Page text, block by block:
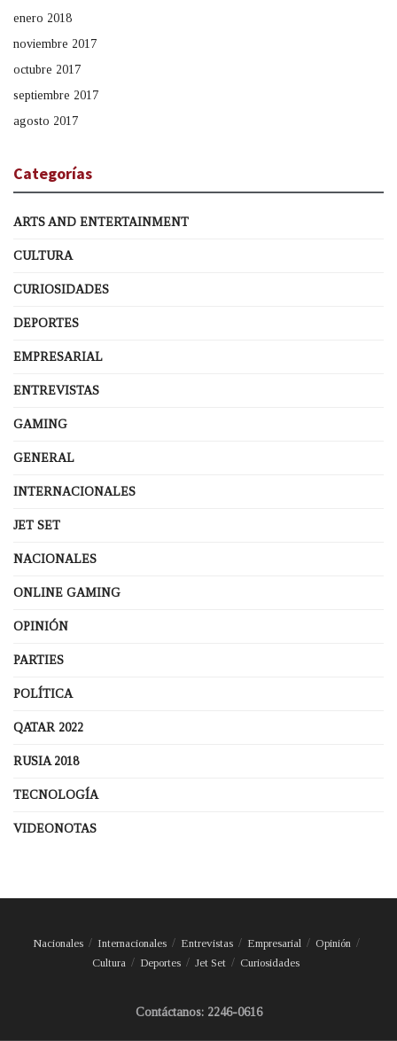
enero 2018
noviembre 2017
octubre 2017
septiembre 2017
agosto 2017
Categorías
ARTS AND ENTERTAINMENT
CULTURA
CURIOSIDADES
DEPORTES
EMPRESARIAL
ENTREVISTAS
GAMING
GENERAL
INTERNACIONALES
JET SET
NACIONALES
ONLINE GAMING
OPINIÓN
PARTIES
POLÍTICA
QATAR 2022
RUSIA 2018
TECNOLOGÍA
VIDEONOTAS
Nacionales Internacionales Entrevistas Empresarial
Opinión
Cultura
Deportes Jet Set Curiosidades
Contáctanos: 2246-0616